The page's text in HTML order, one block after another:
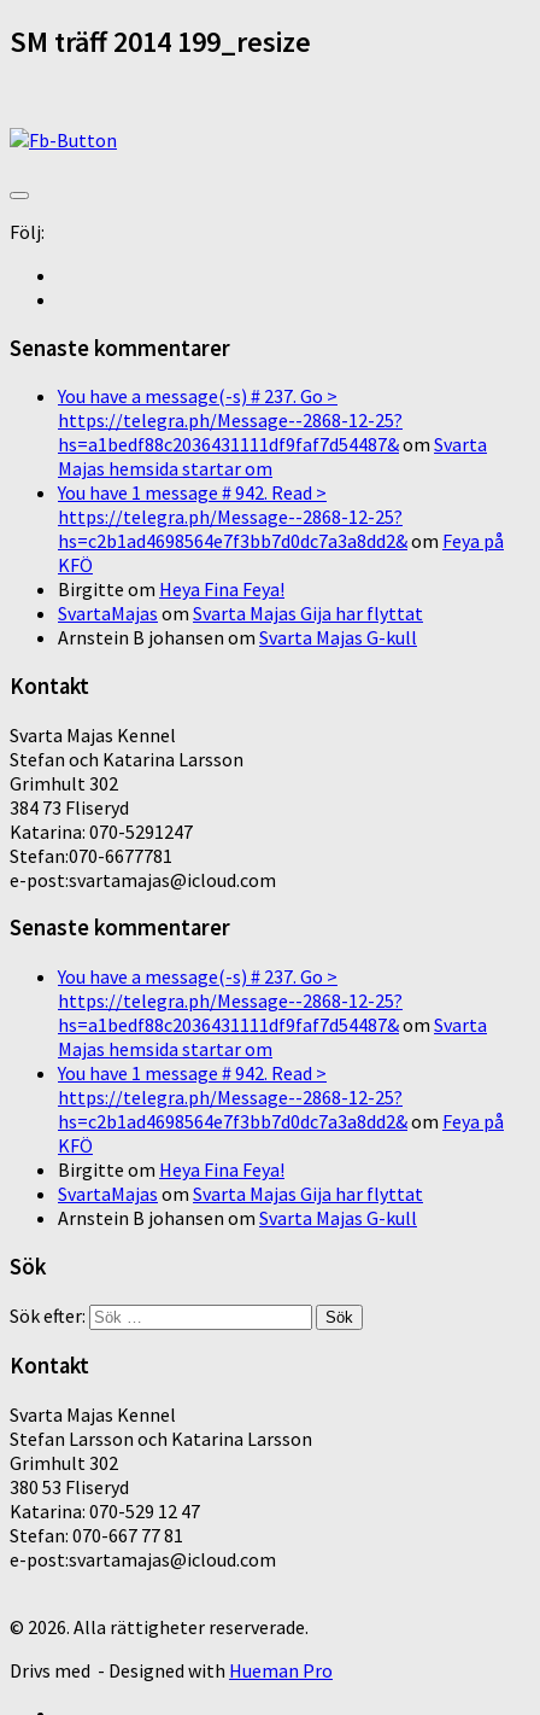
SM träff 2014 199_resize
Följ:
Senaste kommentarer
You have a message(-s) # 237. Go >
https://telegra.ph/Message--2868-12-25?
hs=a1bedf88c2036431111df9faf7d54487&om Svarta
Majas hemsida startar om
You have 1 message # 942. Read >
https://telegra.ph/Message--2868-12-25?
hs=c2b1ad4698564e7f3bb7d0dc7a3a8dd2&om Feya på
KFÖ
Birgitte om Heya Fina Feya!
SvartaMajas om Svarta Majas Gija har flyttat
Arnstein B johansen om Svarta Majas G-kull
Kontakt
Svarta Majas Kennel
Stefan och Katarina Larsson
Grimhult 302
384 73 Fliseryd
Katarina: 070-5291247
Stefan:070-6677781
e-post:svartamajas@icloud.com
Senaste kommentarer
You have a message(-s) # 237. Go >
https://telegra.ph/Message--2868-12-25?
hs=a1bedf88c2036431111df9faf7d54487&om Svarta
Majas hemsida startar om
You have 1 message # 942. Read >
https://telegra.ph/Message--2868-12-25?
hs=c2b1ad4698564e7f3bb7d0dc7a3a8dd2&om Feya på
KFÖ
Birgitte om Heya Fina Feya!
SvartaMajas om Svarta Majas Gija har flyttat
Arnstein B johansen om Svarta Majas G-kull
Sök
Sök efter:
Kontakt
Svarta Majas Kennel
Stefan Larsson och Katarina Larsson
Grimhult 302
380 53 Fliseryd
Katarina: 070-529 12 47
Stefan: 070-667 77 81
e-post:svartamajas@icloud.com
© 2026. Alla rättigheter reserverade.
Drivs med - Designed with Hueman Pro